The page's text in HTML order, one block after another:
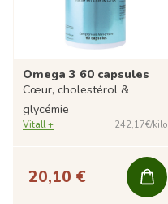
Omega 3 60 capsules
Cœur, cholestérol &
glycémie
Vitall + 242,17€/kilo
20,10 €